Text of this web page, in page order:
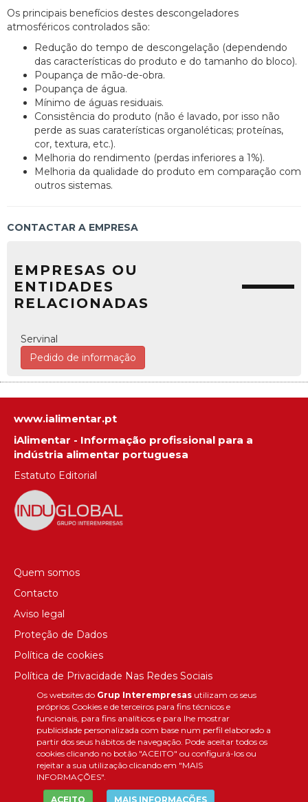
Os websites do Grup Interempresasutilizam os seus
próprios Cookies e de terceiros para fins técnicos e
funcionais, para fins analíticos e para lhe mostrar
publicidade personalizada com base num perfil elaborado a
partir dos seus hábitos de navegação. Pode aceitar todos os
cookies clicando no botão "ACEITO" ou configurá-los ou
rejeitar a sua utilização clicando em "MAIS
INFORMAÇÕES".
ACEITO MAIS INFORMAÇÕES
Os principais benefícios destes descongeladores
atmosféricos controlados são:
Redução do tempo de descongelação (dependendo
das características do produto e do tamanho do bloco).
Poupança de mão-de-obra.
Poupança de água.
Mínimo de águas residuais.
Consistência do produto (não é lavado, por isso não
perde as suas caraterísticas organoléticas; proteínas,
cor, textura, etc.).
Melhoria do rendimento (perdas inferiores a 1%).
Melhoria da qualidade do produto em comparação com
outros sistemas.
CONTACTAR A EMPRESA
EMPRESAS OU
ENTIDADES
RELACIONADAS
Servinal
Pedido de informação
www.ialimentar.pt
iAlimentar - Informação profissional para a
indústria alimentar portuguesa
Estatuto Editorial
Quem somos
Contacto
Aviso legal
Proteção de Dados
Política de cookies
Política de Privacidade Nas Redes Sociais
Canal de denúncias
Colaborações editoriais